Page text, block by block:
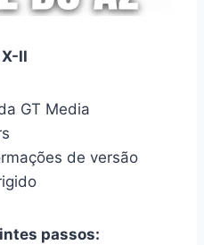
II
GT Media
de versão
passos: